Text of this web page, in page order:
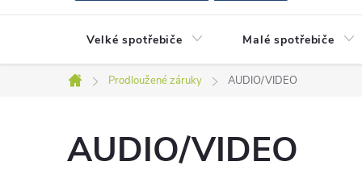
Velké spotřebiče Malé spotřebiče
Domů
Prodloužené záruky AUDIO/VIDEO
AUDIO/VIDEO